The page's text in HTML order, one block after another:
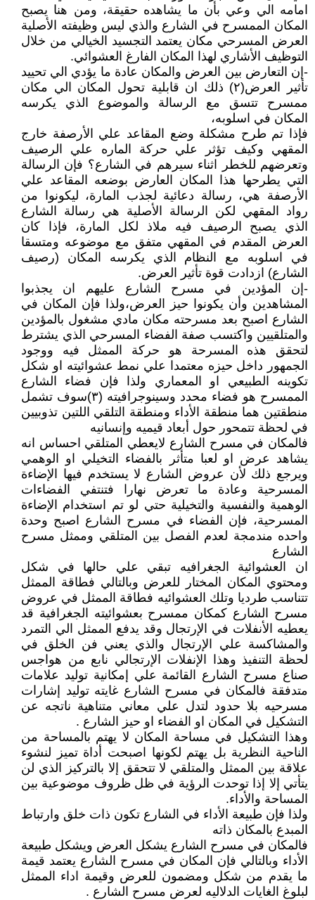
امامه الي وعي بأن ما يشاهده حقيقة، ومن هنا يصبح
المكان الممسرح في الشارع والذي ليس وظيفته الأصلية
العرض المسرحي مكان يعتمد التجسيد الخيالي من خلال
التوظيف الأشاري لهذا المكان الفارغ العشوائي.
-إن التعارض بين العرض والمكان عادة ما يؤدي الي تحييد
تأثير العرض(٢) ذلك ان قابلية تحول المكان الي مكان
ممسرح تتسق مع الرسالة والموضوع الذي يكرسه
المكان في اسلوبه،
فإذا تم طرح مشكلة وضع المقاعد علي الأرصفة خارج
المقهي وكيف تؤثر علي حركة الماره علي الرصيف
وتعرضهم للخطر اثناء سيرهم في الشارع؟ فإن الرسالة
التي يطرحها هذا المكان العارض بوضعه المقاعد علي
الأرصفة هي، رسالة دعائية لجذب المارة، ليكونوا من
رواد المقهي لكن الرسالة الأصلية هي رسالة الشارع
الذي يصبح الرصيف فيه ملاذ لكل المارة، فإذا كان
العرض المقدم في المقهي متفق مع موضوعه ومتسقا
في اسلوبه مع النظام الذي يكرسه المكان (رصيف
الشارع) ازدادت قوة تأثير العرض.
-إن المؤدين في مسرح الشارع عليهم ان يجذبوا
المشاهدين وأن يكونوا حيز العرض،ولذا فإن المكان في
الشارع اصبح بعد مسرحته مكان مادي مشغول بالمؤدين
والمتلقيين واكتسب صفة الفضاء المسرحي الذي يشترط
لتحقق هذه المسرحة هو حركة الممثل فيه ووجود
الجمهور داخل حيزه معتمدا علي نمط عشوائيته او شكل
تكوينه الطبيعي او المعماري ولذا فإن فضاء الشارع
الممسرح هو فضاء محدد وسينوجرافيته (٣)سوف تشمل
منطقتين هما منطقة الأداء ومنطقة التلقي اللتين تذوبيين
في لحظة تتمحور حول أبعاد قيميه وإنسانيه
فالمكان في مسرح الشارع لايعطي المتلقي احساس انه
يشاهد عرض او لعبا متأثر بالفضاء التخيلي او الوهمي
ويرجع ذلك لأن عروض الشارع لا يستخدم فيها الإضاءة
المسرحية وعادة ما تعرض نهارا فتنتفي الفضاءات
الوهمية والنفسية والتخيلية حتي لو تم استخدام الإضاءة
المسرحية، فإن الفضاء في مسرح الشارع اصبح وحدة
واحده مندمجة لعدم الفصل بين المتلقي وممثل مسرح
الشارع
ان العشوائية الجغرافيه تبقي علي حالها في شكل
ومحتوي المكان المختار للعرض وبالتالي فطاقة الممثل
تتناسب طرديا وتلك العشوائيه فطاقة الممثل في عروض
مسرح الشارع كمكان ممسرح بعشوائيته الجغرافية قد
يعطيه الأنفلات في الإرتجال وقد يدفع الممثل الي التمرد
والمشاكسة علي الإرتجال والذي يعني فن الخلق في
لحظة التنفيذ وهذا الإنفلات الإرتجالي نابع من هواجس
صناع مسرح الشارع القائمة علي إمكانية توليد علامات
متدفقة فالمكان في مسرح الشارع غايته توليد إشارات
مسرحيه بلا حدود لتدل علي معاني متناهية ناتجه عن
التشكيل في المكان او الفضاء او حيز الشارع .
وهذا التشكيل في مساحة المكان لا يهتم بالمساحة من
الناحية النظرية بل يهتم لكونها اصبحت أداة تميز لنشوء
علاقة بين الممثل والمتلقي لا تتحقق إلا بالتركيز الذي لن
يتأتي إلا إذا توحدت الرؤية في ظل ظروف موضوعية بين
المساحة والأداء.
ولذا فإن طبيعة الأداء في الشارع تكون ذات خلق وارتباط
المبدع بالمكان ذاته
فالمكان في مسرح الشارع يشكل العرض ويشكل طبيعة
الأداء وبالتالي فإن المكان في مسرح الشارع يعتمد قيمة
ما يقدم من شكل ومضمون للعرض وقيمة اداء الممثل
لبلوغ الغايات الدلاليه لعرض مسرح الشارع .